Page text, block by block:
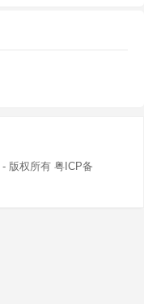
- 版权所有 粤ICP备